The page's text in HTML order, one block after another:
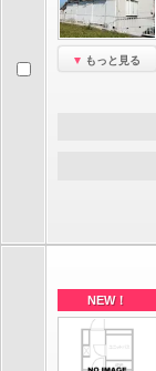
もっと見る
NEW！